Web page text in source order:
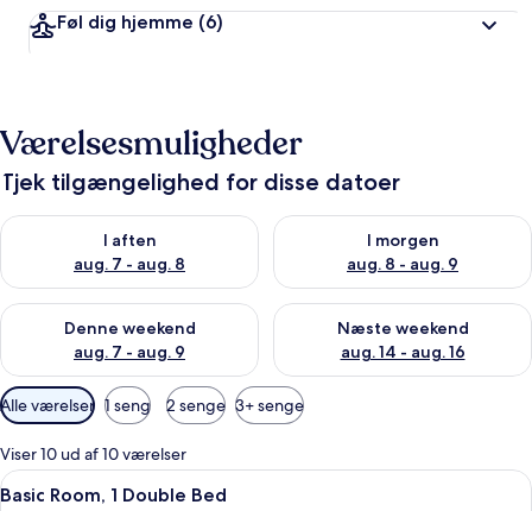
Føl dig hjemme (6)
Værelsesmuligheder
Tjek tilgængelighed for disse datoer
I aften
aug. 7 - aug. 8
Tjek tilgængelighed for i aften aug. 7 - aug. 8
I morgen
aug. 8 - aug. 9
Tjek tilgængelighed for i
Denne weekend
aug. 7 - aug. 9
Tjek tilgængelighed for denne weekend aug. 7 - aug. 9
Næste weekend
aug. 14 - aug. 16
Tjek tilgængelighed for næste
Tilgængelige
filtre
for
værelser
Alle værelser 1 seng 2 senge 3+ senge
Viser 10 ud af 10 værelser
Indlæs
Et soveværelse med seng,
3
Basic Room, 1 Double Bed